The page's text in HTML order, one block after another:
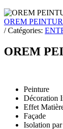
OREM
/ Catégories:
OREM
Peinture
Décoration
Effet
Façade
Isolation